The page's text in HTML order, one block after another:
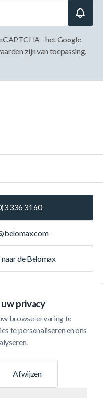
privacy
browse-ervaring te
te personaliseren en ons
Afwijzen
- hetGoogle
zijn van toepassing.
336 31 60
de Belomax